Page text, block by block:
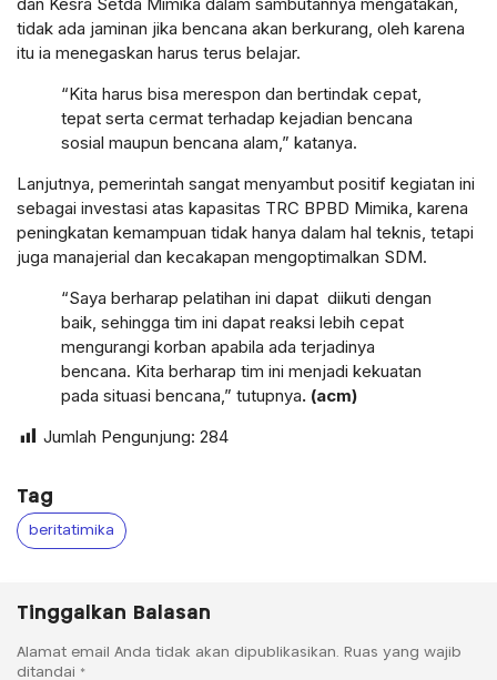
dan Kesra Setda Mimika dalam sambutannya mengatakan,
tidak ada jaminan jika bencana akan berkurang, oleh karena
itu ia menegaskan harus terus belajar.
“Kita harus bisa merespon dan bertindak cepat,
tepat serta cermat terhadap kejadian bencana
sosial maupun bencana alam,” katanya.
Lanjutnya, pemerintah sangat menyambut positif kegiatan ini
sebagai investasi atas kapasitas TRC BPBD Mimika, karena
peningkatan kemampuan tidak hanya dalam hal teknis, tetapi
juga manajerial dan kecakapan mengoptimalkan SDM.
“Saya berharap pelatihan ini dapat diikuti dengan
baik, sehingga tim ini dapat reaksi lebih cepat
mengurangi korban apabila ada terjadinya
bencana. Kita berharap tim ini menjadi kekuatan
pada situasi bencana,” tutupnya. (acm)
Jumlah Pengunjung: 284
Tag
beritatimika
Tinggalkan Balasan
Alamat email Anda tidak akan dipublikasikan. Ruas yang wajib
ditandai *